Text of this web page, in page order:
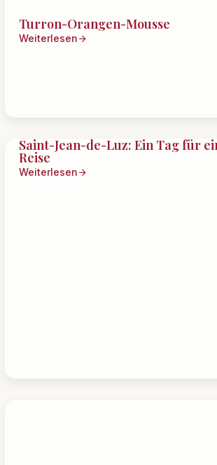
Turron-Orangen-Mousse
Weiterlesen
Saint-Jean-de-Luz: Ein Tag für
Reise
Weiterlesen